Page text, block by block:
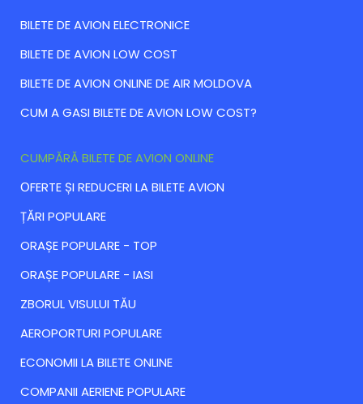
BILETE DE AVION ELECTRONICE
BILETE DE AVION LOW COST
BILETE DE AVION ONLINE DE AIR MOLDOVA
CUM A GASI BILETE DE AVION LOW COST?
CUMPĂRĂ BILETE DE AVION ONLINE
ОFERTE ȘI REDUCERI LA BILETE AVION
ȚĂRI POPULARE
ORAȘE POPULARE - TOP
ORAȘE POPULARE - IASI
ZBORUL VISULUI TĂU
AEROPORTURI POPULARE
ECONOMII LA BILETE ONLINE
COMPANII AERIENE POPULARE